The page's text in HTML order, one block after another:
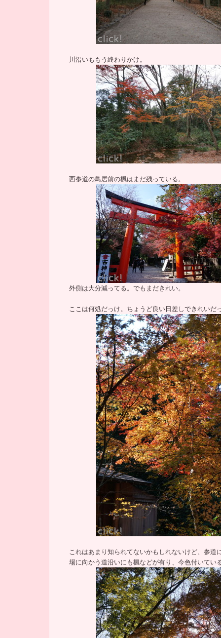
川沿いももう終わりかけ。
西参道の鳥居前の楓はまだ残っている。
外側は大分減ってる。でもまだきれい。
ここは何処だっけ。ちょうど良い日差しできれいだ
これはあまり知られてないかもしれないけど、参道
場に向かう道沿いにも楓などが有り、今色付いてい